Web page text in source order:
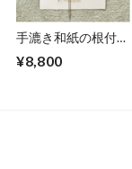
手漉き和紙の根付
¥8,800